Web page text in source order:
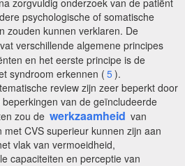
zorgvuldig onderzoek van de patiënt
psychologische of somatische
zouden kunnen verklaren. De
verschillende algemene principes
en het eerste principe is de
syndroom erkennen ( 5).
review zijn zeer beperkt door
van de geïncludeerde
zou de werkzaamheid van
CVS superieur kunnen zijn aan
vlak van vermoeidheid,
capaciteiten en perceptie van